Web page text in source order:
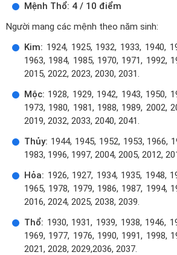
Mệnh Thổ: 4 / 10 điểm
Người mang các mệnh theo năm sinh:
Kim: 1924, 1925, 1932, 1933, 1940,
1963, 1984, 1985, 1970, 1971, 1992,
2015, 2022, 2023, 2030, 2031.
Mộc: 1928, 1929, 1942, 1943, 1950,
1973, 1980, 1981, 1988, 1989, 2002,
2019, 2032, 2033, 2040, 2041.
Thủy: 1944, 1945, 1952, 1953, 1966,
1983, 1996, 1997, 2004, 2005, 2012,
Hỏa: 1926, 1927, 1934, 1935, 1948,
1965, 1978, 1979, 1986, 1987, 1994,
2016, 2024, 2025, 2038, 2039.
Thổ: 1930, 1931, 1939, 1938, 1946,
1969, 1977, 1976, 1990, 1991, 1998,
2021, 2028, 2029,2036, 2037.